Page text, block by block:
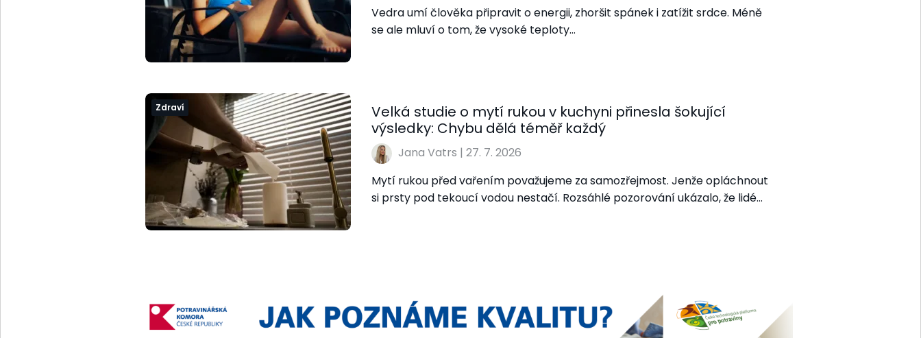
Vedra umí člověka připravit o energii, zhoršit spánek i zatížit srdce. Méně
se ale mluví o tom, že vysoké teploty…
Zdraví
Velká studie o mytí rukou v kuchyni přinesla šokující
výsledky: Chybu dělá téměř každý
Jana Vatrs | 27. 7. 2026
Mytí rukou před vařením považujeme za samozřejmost. Jenže opláchnout
si prsty pod tekoucí vodou nestačí. Rozsáhlé pozorování ukázalo, že lidé…